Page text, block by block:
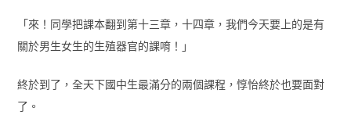
「來！同學把課本翻到第十三章，十四章，我們今天要上的是有
關於男生女生的生殖器官的課唷！」
終於到了，全天下國中生最滿分的兩個課程，惇怡終於也要面對
了。